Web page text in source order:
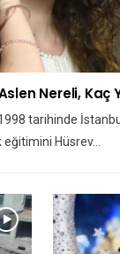
Nereli, Kaç
tarihinde
Hüsrev…